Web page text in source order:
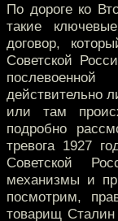
По дороге ко
такие
договор,
Советской
действительно
или там
подробно
тревога 1927
Советской
механизмы и
посмотрим,
товарищ